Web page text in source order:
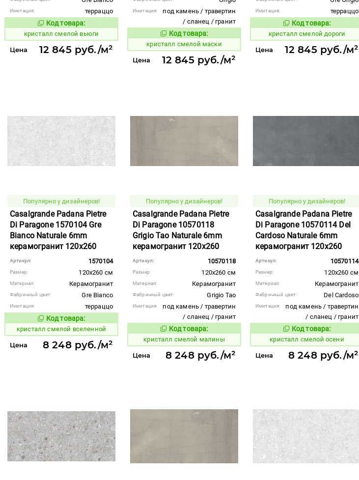
Имитация:
терраццо
Код товара:
824014 Код товара:
кристалл смелой вьюги
Цена 12 845 руб./м²
Имитация:
под камень / травертин
/ сланец / гранит
Код товара:
824047Код товара:
кристалл смелой маски
Цена 12 845 руб./м²
Имитация:
терраццо
Код товара:
824022 Код товара:
кристалл смелой дороги
Цена 12 845 руб./м²
Популярно у дизайнеров!
Casalgrande Padana Pietre
Di Paragone 1570104 Gre
Bianco Naturale 6mm
керамогранит 120x260
Артикул: 1570104
Размер: 120x260 см
Материал: Керамогранит
Фабричный цвет: Gre Bianco
Имитация:
терраццо
Код товара:
824013 Код товара:
кристалл смелой вселенной
Цена 8 248 руб./м²
Популярно у дизайнеров!
Casalgrande Padana Pietre
Di Paragone 10570118
Grigio Tao Naturale 6mm
керамогранит 120x260
Артикул: 10570118
Размер: 120x260 см
Материал: Керамогранит
Фабричный цвет: Grigio Tao
Имитация:
под камень / травертин
/ сланец / гранит
Код товара:
824046Код товара:
кристалл смелой малины
Цена 8 248 руб./м²
Популярно у дизайнеров!
Casalgrande Padana Pietre
Di Paragone 10570114 Del
Cardoso Naturale 6mm
керамогранит 120x260
Артикул: 10570114
Размер: 120x260 см
Материал: Керамогранит
Фабричный цвет: Del Cardoso
Имитация:
под камень / травертин
/ сланец / гранит
Код товара:
824065Код товара:
кристалл смелой осени
Цена 8 248 руб./м²